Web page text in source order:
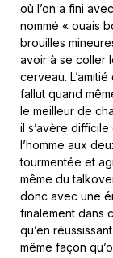
où l’on a fini
nommé « ouais
brouilles
avoir à se coller
cerveau.
fallut quand
le meilleur de
il s’avère
l’homme aux
tourmentée et
même du
donc avec une
finalement dans
qu’en
même façon